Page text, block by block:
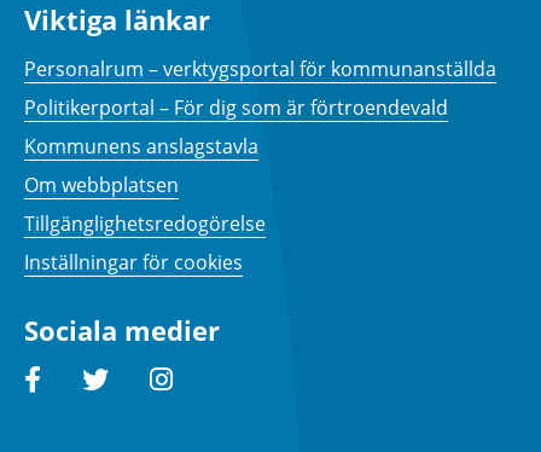
Viktiga länkar
Personalrum – verktygsportal för kommunanställda
Politikerportal – För dig som är förtroendevald
Kommunens anslagstavla
Om webbplatsen
Tillgänglighetsredogörelse
Inställningar för cookies
Sociala medier
FacebookTwitterInstagram